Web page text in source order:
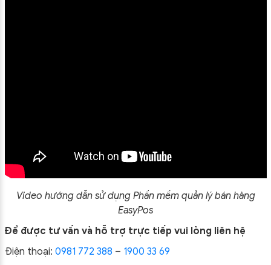
Video hướng dẫn sử dụng Phần mềm quản lý bán hàng
EasyPos
Để được tư vấn và hỗ trợ trực tiếp vui lòng liên hệ
Điện thoại: 0981 772 388 – 1900 33 69